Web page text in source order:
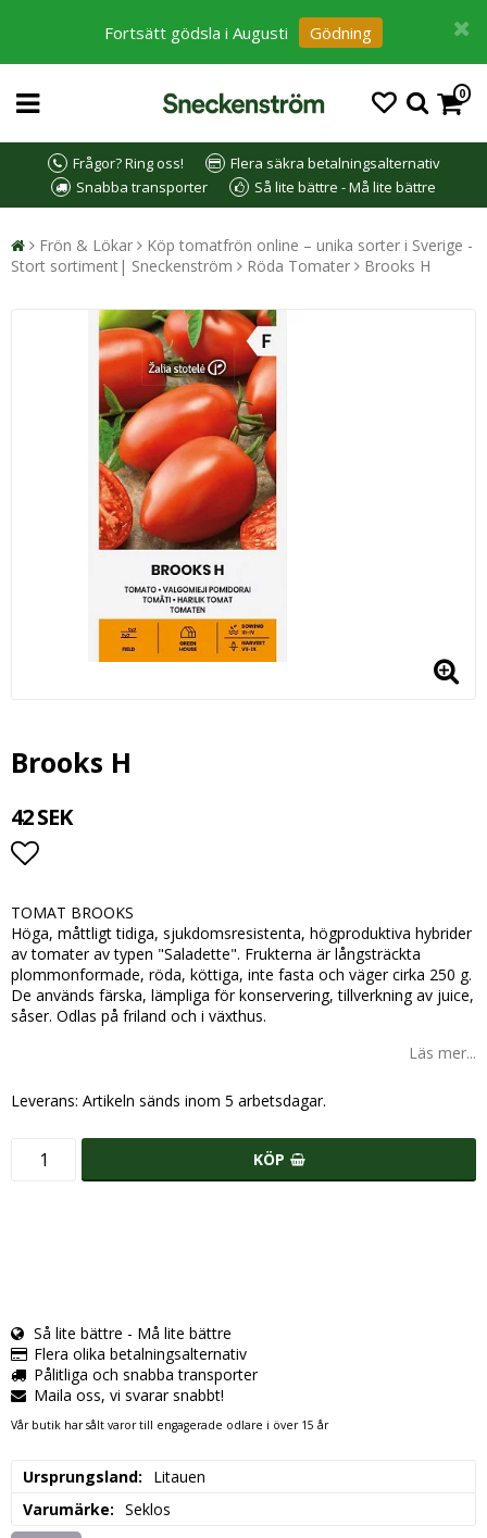
Fortsätt gödsla i Augusti Gödning
0
Frågor? Ring oss!
Flera säkra betalningsalternativ
Snabba transporter
Så lite bättre - Må lite bättre
Frön & Lökar
Köp tomatfrön online – unika sorter i Sverige -
Stort sortiment| Sneckenström
Röda Tomater Brooks H
Brooks H
42 SEK
TOMAT BROOKS
Höga, måttligt tidiga, sjukdomsresistenta, högproduktiva hybrider
av tomater av typen "Saladette". Frukterna är långsträckta
plommonformade, röda, köttiga, inte fasta och väger cirka 250 g.
De används färska, lämpliga för konservering, tillverkning av juice,
såser. Odlas på friland och i växthus.
Läs mer...
Leverans: Artikeln sänds inom 5 arbetsdagar.
KÖP
Så lite bättre - Må lite bättre
Flera olika betalningsalternativ
Pålitliga och snabba transporter
Maila oss, vi svarar snabbt!
Vår butik har sålt varor till engagerade odlare i över 15 år
Ursprungsland
Litauen
Varumärke
Seklos